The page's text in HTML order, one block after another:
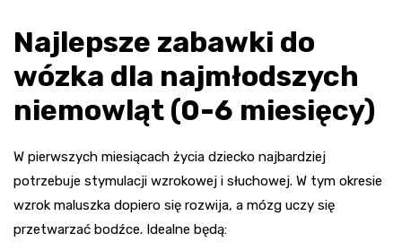
Najlepsze zabawki do
wózka dla najmłodszych
niemowląt (0-6 miesięcy)
W pierwszych miesiącach życia dziecko najbardziej
potrzebuje stymulacji wzrokowej i słuchowej. W tym okresie
wzrok maluszka dopiero się rozwija, a mózg uczy się
przetwarzać bodźce. Idealne będą: